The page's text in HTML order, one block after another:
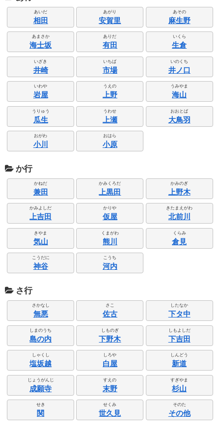
あいだ
相田
あがり
安賀里
あその
麻生野
あまさか
海士坂
ありだ
有田
いくら
生倉
いざき
井崎
いちば
市場
いのくち
井ノ口
いわや
岩屋
うえの
上野
うみやま
海山
うりゅう
瓜生
うわせ
上瀬
おおとば
大鳥羽
おがわ
小川
おはら
小原
か行
かねだ
兼田
かみくろだ
上黒田
かみのぎ
上野木
かみよしだ
上吉田
かりや
仮屋
きたまえがわ
北前川
きやま
気山
くまがわ
熊川
くらみ
倉見
こうだに
神谷
こうち
河内
さ行
さかなし
無悪
さこ
佐古
したなか
下タ中
しまのうち
島の内
しものぎ
下野木
しもよしだ
下吉田
しゃくし
塩坂越
しろや
白屋
しんどう
新道
じょうがんじ
成願寺
すえの
末野
すぎやま
杉山
せき
関
せくみ
世久見
そのた
その他